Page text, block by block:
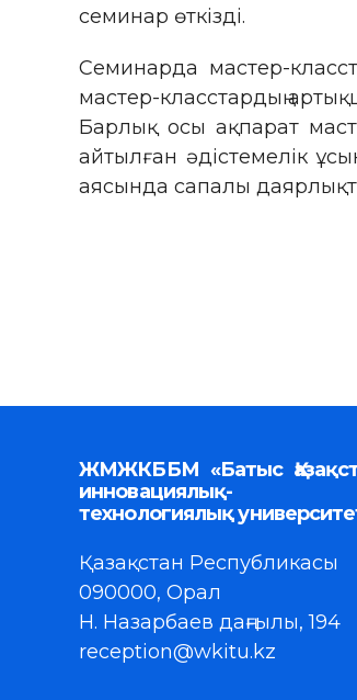
семинар өткізді.
Семинарда мастер-
мастер-класстардың
Барлық осы ақпарат
айтылған әдістемелік
аясында сапалы
ЖМЖКББМ «Батыс
инновациялық-
технологиялық
Қазақстан Республикасы
090000, Орал
Н. Назарбаев даңғылы, 194
reception@wkitu.kz